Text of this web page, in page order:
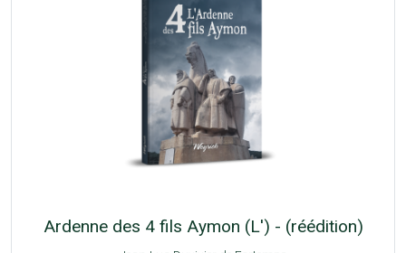
Ardenne des 4 fils Aymon (L') - (réédition)